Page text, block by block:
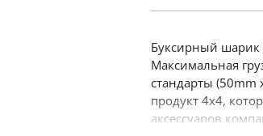
Буксирный шарик
Максимальная
стандарты
продукт 4х4,
аксессуаров